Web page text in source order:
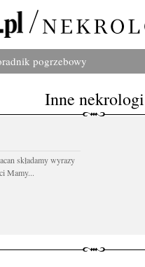
pogrzebowy
Inne nekrologi
składamy wyrazy
Mamy...